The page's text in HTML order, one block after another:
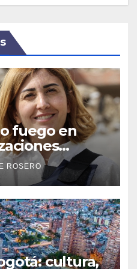
fuego en
y exigen
ROSERO
cultura,